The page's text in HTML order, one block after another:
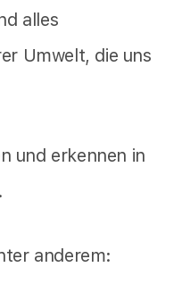
alles
Umwelt, die uns
und erkennen in
anderem: